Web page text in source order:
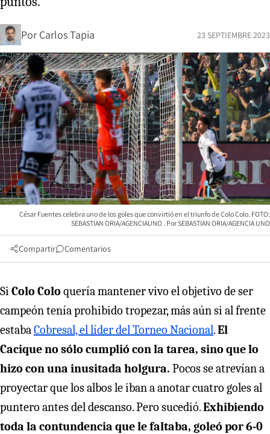
Por Carlos Tapia 23 SEPTIEMBRE 2023
César Fuentes celebra uno de los goles que convirtió en el triunfo de Colo Colo. FOTO:
SEBASTIAN ORIA/AGENCIAUNO
SEBASTIAN ORIA/AGENCIA UNO
Compartir Comentarios
Si Colo Colo quería mantener vivo el objetivo de ser
campeón tenía prohibido tropezar, más aún si al frente
estabaCobresal, el líder del Torneo Nacional.El
Cacique no sólo cumplió con la tarea, sino que lo
hizo con una inusitada holgura. Pocos se atrevían a
proyectar que los albos le iban a anotar cuatro goles al
puntero antes del descanso. Pero sucedió.Exhibiendo
toda la contundencia que le faltaba, goleó por 6-0